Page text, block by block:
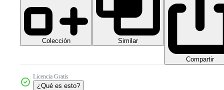
Colección Similar
Compartir
Licencia Gratis
¿Qué es esto?